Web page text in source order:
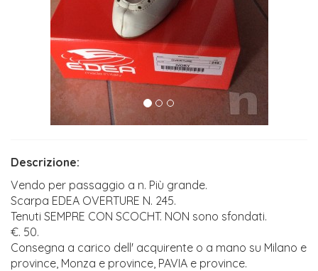
Descrizione:
Vendo per passaggio a n. Più grande.
Scarpa EDEA OVERTURE N. 245.
Tenuti SEMPRE CON SCOCHT. NON sono sfondati.
€. 50.
Consegna a carico dell' acquirente o a mano su Milano e
province, Monza e province, PAVIA e province.